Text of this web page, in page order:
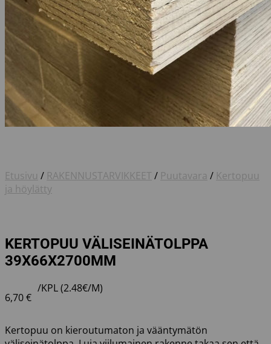
Etusivu / RAKENNUSTARVIKKEET / Puutavara / Kertopuu
ja höylätty
KERTOPUU VÄLISEINÄTOLPPA
39X66X2700MM
6,70€
/KPL (2.48€/M)
Kertopuu on kieroutumaton ja vääntymätön